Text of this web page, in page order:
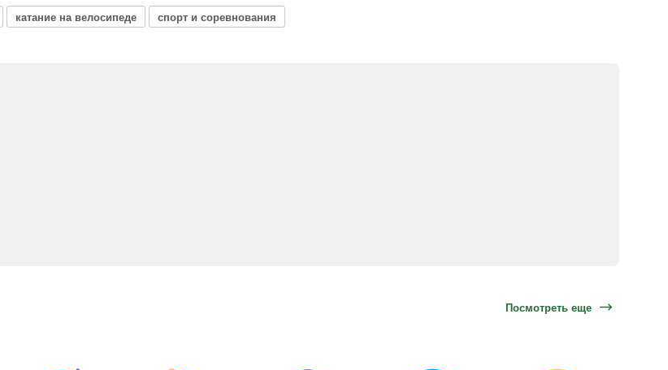
катание на велосипеде спорт и соревнования
Посмотреть еще